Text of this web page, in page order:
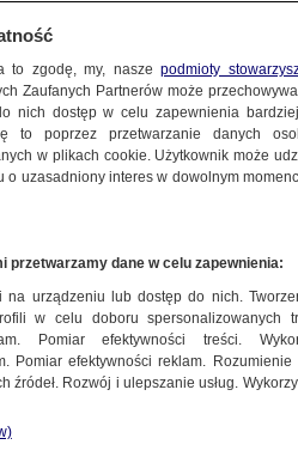
z ciepłymi genitaliami
akcyzie na auta
to zgodę, my, naszepodmioty
Zaufanych Partnerów może
nich dostęp w celu zapewnienia
to poprzez przetwarzanie danych
w plikach cookie. Użytkownik może
o uzasadniony interes w dowolnym
przetwarzamy dane w celu zapewnienia:
na urządzeniu lub dostęp do nich.
w celu doboru spersonalizowanych
Pomiar efektywności treści.
Pomiar efektywności reklam.
źródeł. Rozwój i ulepszanie usług.